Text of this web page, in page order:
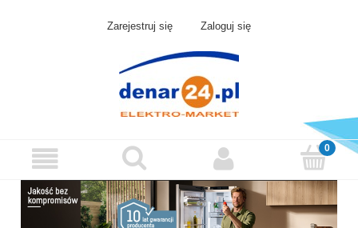
Zarejestruj się Zaloguj się